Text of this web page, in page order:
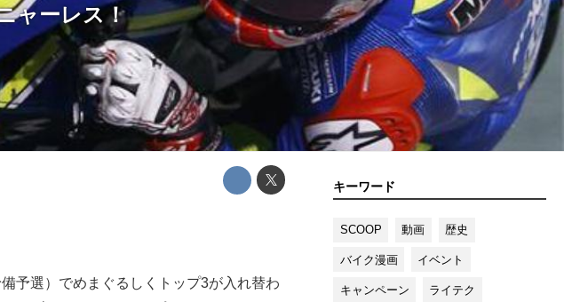
ャーレス！
キーワード
SCOOP 動画 歴史
バイク漫画 イベント
キャンペーン ライテク
予選）でめまぐるしくトップ3が入れ替わ